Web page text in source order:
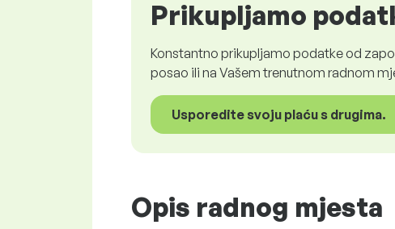
Prikupljamo
Konstantno prikupljamo podatke od
posao ili na Vašem trenutnom radnom
Usporedite svoju plaću s drugima.
Opis radnog mjesta